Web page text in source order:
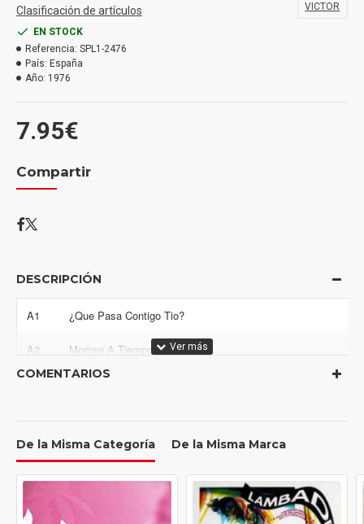
7.95€
Clasificación de artículos
EN STOCK
Referencia: SPL1-2476
País: España
Año: 1976
VICTOR
Compartir
DESCRIPCIÓN
A1 ¿Que Pasa Contigo Tio?
A2 Morirse A Tiempo
A5 Los Fantasmas
B1 Que Me Quiten Lo Bailao
B2 Pobrecita Doña Engracia
COMENTARIOS
De la Misma Categoría De la Misma Marca